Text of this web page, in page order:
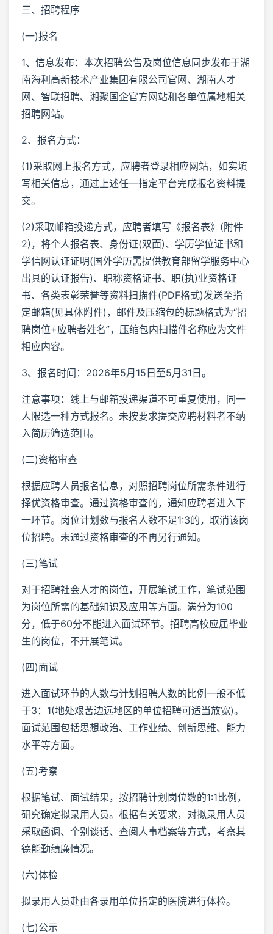
三、招聘程序
(一)报名
1、信息发布：本次招聘公告及岗位信息同步发布于湖
南海利高新技术产业集团有限公司官网、湖南人才
网、智联招聘、湘聚国企官方网站和各单位属地相关
招聘网站。
2、报名方式：
(1)采取网上报名方式，应聘者登录相应网站，如实填
写相关信息，通过上述任一指定平台完成报名资料提
交。
(2)采取邮箱投递方式，应聘者填写《报名表》(附件
2)，将个人报名表、身份证(双面)、学历学位证书和
学信网认证证明(国外学历需提供教育部留学服务中心
出具的认证报告)、职称资格证书、职(执)业资格证
书、各类表彰荣誉等资料扫描件(PDF格式)发送至指
定邮箱(见具体附件)，邮件及压缩包的标题格式为“招
聘岗位+应聘者姓名”，压缩包内扫描件名称应为文件
相应内容。
3、报名时间：2026年5月15日至5月31日。
注意事项：线上与邮箱投递渠道不可重复使用，同一
人限选一种方式报名。未按要求提交应聘材料者不纳
入简历筛选范围。
(二)资格审查
根据应聘人员报名信息，对照招聘岗位所需条件进行
择优资格审查。通过资格审查的，通知应聘者进入下
一环节。岗位计划数与报名人数不足1:3的，取消该岗
位招聘。未通过资格审查的不再另行通知。
(三)笔试
对于招聘社会人才的岗位，开展笔试工作，笔试范围
为岗位所需的基础知识及应用等方面。满分为100
分，低于60分不能进入面试环节。招聘高校应届毕业
生的岗位，不开展笔试。
(四)面试
进入面试环节的人数与计划招聘人数的比例一般不低
于3：1(地处艰苦边远地区的单位招聘可适当放宽)。
面试范围包括思想政治、工作业绩、创新思维、能力
水平等方面。
(五)考察
根据笔试、面试结果，按招聘计划岗位数的1:1比例，
研究确定拟录用人员。根据有关要求，对拟录用人员
采取函调、个别谈话、查阅人事档案等方式，考察其
德能勤绩廉情况。
(六)体检
拟录用人员赴由各录用单位指定的医院进行体检。
(七)公示